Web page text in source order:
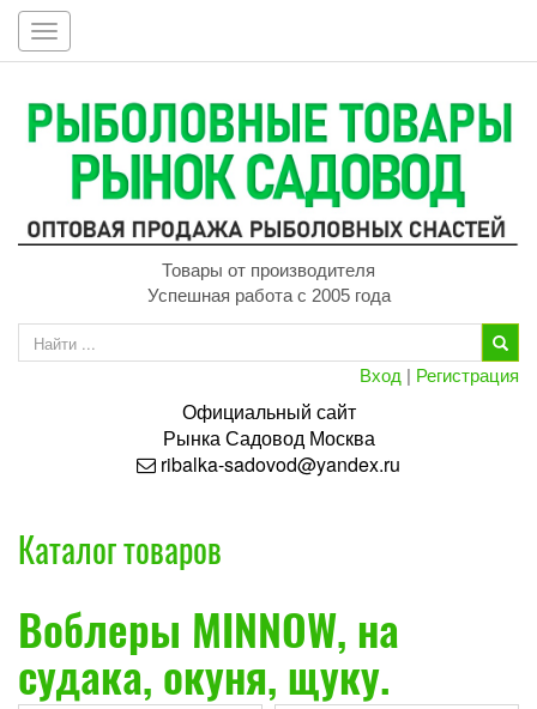
Toggle
navigation
Товары от производителя
Успешная работа с 2005 года
Вход | Регистрация
Официальный сайт
РынкаСадовод Москва
ribalka-sadovod@yandex.ru
Каталог товаров
Воблеры MINNOW, на
судака, окуня, щуку.